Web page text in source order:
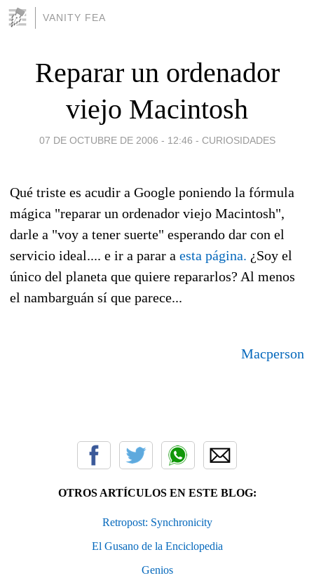
VANITY FEA
Reparar un ordenador
viejo Macintosh
07 DE OCTUBRE DE 2006 - 12:46 - CURIOSIDADES
Qué triste es acudir a Google poniendo la fórmula
mágica "reparar un ordenador viejo Macintosh",
darle a "voy a tener suerte" esperando dar con el
servicio ideal.... e ir a parar a esta página. ¿Soy el
único del planeta que quiere repararlos? Al menos
el nambarguán sí que parece...
Macperson
OTROS ARTÍCULOS EN ESTE BLOG:
Retropost: Synchronicity
El Gusano de la Enciclopedia
Genios